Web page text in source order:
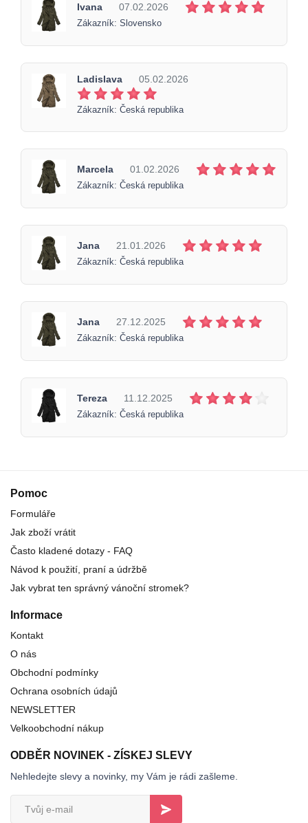
Ivana 07.02.2026
Zákazník: Slovensko
Ladislava 05.02.2026
Zákazník: Česká republika
Marcela 01.02.2026
Zákazník: Česká republika
Jana 21.01.2026
Zákazník: Česká republika
Jana 27.12.2025
Zákazník: Česká republika
Tereza 11.12.2025
Zákazník: Česká republika
Pomoc
Formuláře
Jak zboží vrátit
Často kladené dotazy - FAQ
Návod k použití, praní a údržbě
Jak vybrat ten správný vánoční stromek?
Informace
Kontakt
O nás
Obchodní podmínky
Ochrana osobních údajů
NEWSLETTER
Velkoobchodní nákup
ODBĚR NOVINEK - ZÍSKEJ SLEVY
Nehledejte slevy a novinky, my Vám je rádi zašleme.